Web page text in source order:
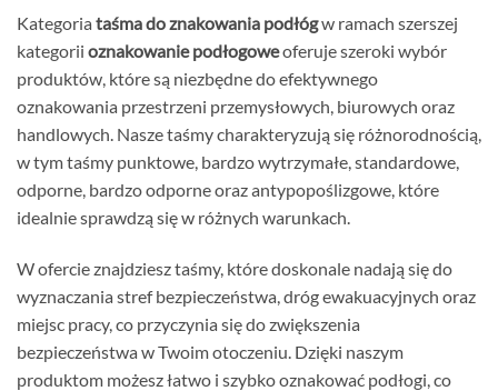
Kategoria taśma do znakowania podłógw ramach szerszej
kategorii oznakowanie podłogoweoferuje szeroki wybór
produktów, które są niezbędne do efektywnego
oznakowania przestrzeni przemysłowych, biurowych oraz
handlowych. Nasze taśmy charakteryzują się różnorodnością,
w tym taśmy punktowe, bardzo wytrzymałe, standardowe,
odporne, bardzo odporne oraz antypopoślizgowe, które
idealnie sprawdzą się w różnych warunkach.
W ofercie znajdziesz taśmy, które doskonale nadają się do
wyznaczania stref bezpieczeństwa, dróg ewakuacyjnych oraz
miejsc pracy, co przyczynia się do zwiększenia
bezpieczeństwa w Twoim otoczeniu. Dzięki naszym
produktom możesz łatwo i szybko oznakować podłogi, co